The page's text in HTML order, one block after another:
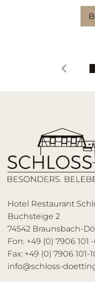
Hotel Restaurant
Buchsteige 2
74542 Braunsbach-
Fon: +49 (0) 7906 101
Fax: +49 (0) 7906 101-
info@schloss-